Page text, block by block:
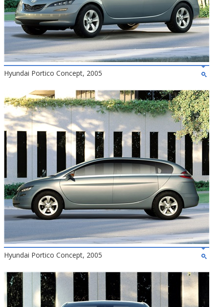
Hyundai Portico Concept, 2005
Hyundai Portico Concept, 2005